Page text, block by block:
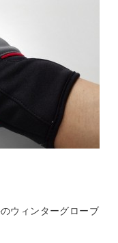
ウィンターグローブ